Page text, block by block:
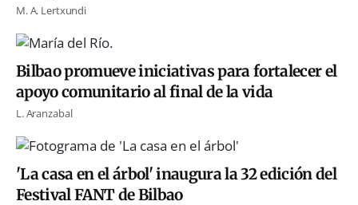
M. A. Lertxundi
Bilbao promueve iniciativas para fortalecer el
apoyo comunitario al final de la vida
L. Aranzabal
'La casa en el árbol' inaugura la 32 edición del
Festival FANT de Bilbao